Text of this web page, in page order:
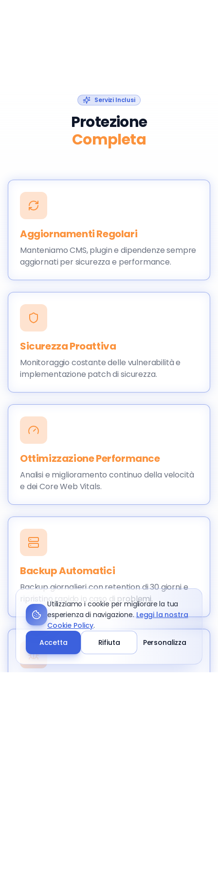
Servizi Inclusi
Protezione
Completa
Aggiornamenti Regolari
Manteniamo CMS, plugin e dipendenze sempre
aggiornati per sicurezza e performance.
Sicurezza Proattiva
Monitoraggio costante delle vulnerabilità e
implementazione patch di sicurezza.
Ottimizzazione Performance
Analisi e miglioramento continuo della velocità
e dei Core Web Vitals.
Backup Automatici
Backup giornalieri con retention di 30 giorni e
ripristino rapido in caso di problemi.
Utilizziamo i cookie per migliorare la tua
esperienza di navigazione. Leggi la nostra
Cookie Policy.
Accetta
Rifiuta Personalizza